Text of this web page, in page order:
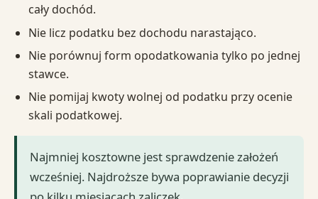
cały dochód.
Nie licz podatku bez dochodu narastająco.
Nie porównuj form opodatkowania tylko po jednej
stawce.
Nie pomijaj kwoty wolnej od podatku przy ocenie
skali podatkowej.
Najmniej kosztowne jest sprawdzenie założeń
wcześniej. Najdroższe bywa poprawianie decyzji